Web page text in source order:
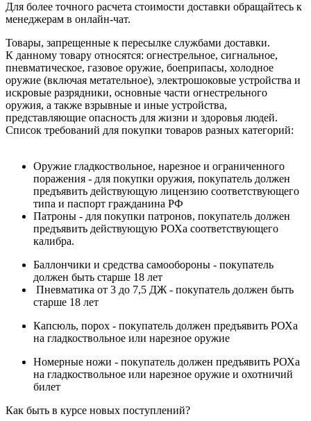
Для более точного расчета стоимости доставки обращайтесь к
менеджерам в онлайн-чат.
Товары, запрещенные к пересылке службами доставки.
К данному товару относятся: огнестрельное, сигнальное,
пневматическое, газовое оружие, боеприпасы, холодное
оружие (включая метательное), электрошоковые устройства и
искровые разрядники, основные части огнестрельного
оружия, а также взрывные и иные устройства,
представляющие опасность для жизни и здоровья людей.
Список требований для покупки товаров разных категорий:
Оружие гладкоствольное, нарезное и ограниченного
поражения - для покупки оружия, покупатель должен
предъявить действующую лицензию соответствующего
типа и паспорт гражданина РФ
Патроны - для покупки патронов, покупатель должен
предъявить действующую РОХа соответствующего
калибра.
Баллончики и средства самообороны - покупатель
должен быть старше 18 лет
Пневматика от 3 до 7,5 ДЖ - покупатель должен быть
старше 18 лет
Капсюль, порох - покупатель должен предъявить РОХа
на гладкоствольное или нарезное оружие
Номерные ножи - покупатель должен предъявить РОХа
на гладкоствольное или нарезное оружие и охотничий
билет
Как быть в курсе новых поступлений?